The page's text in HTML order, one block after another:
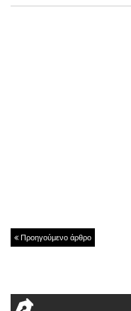
Προηγούμενο άρθρο